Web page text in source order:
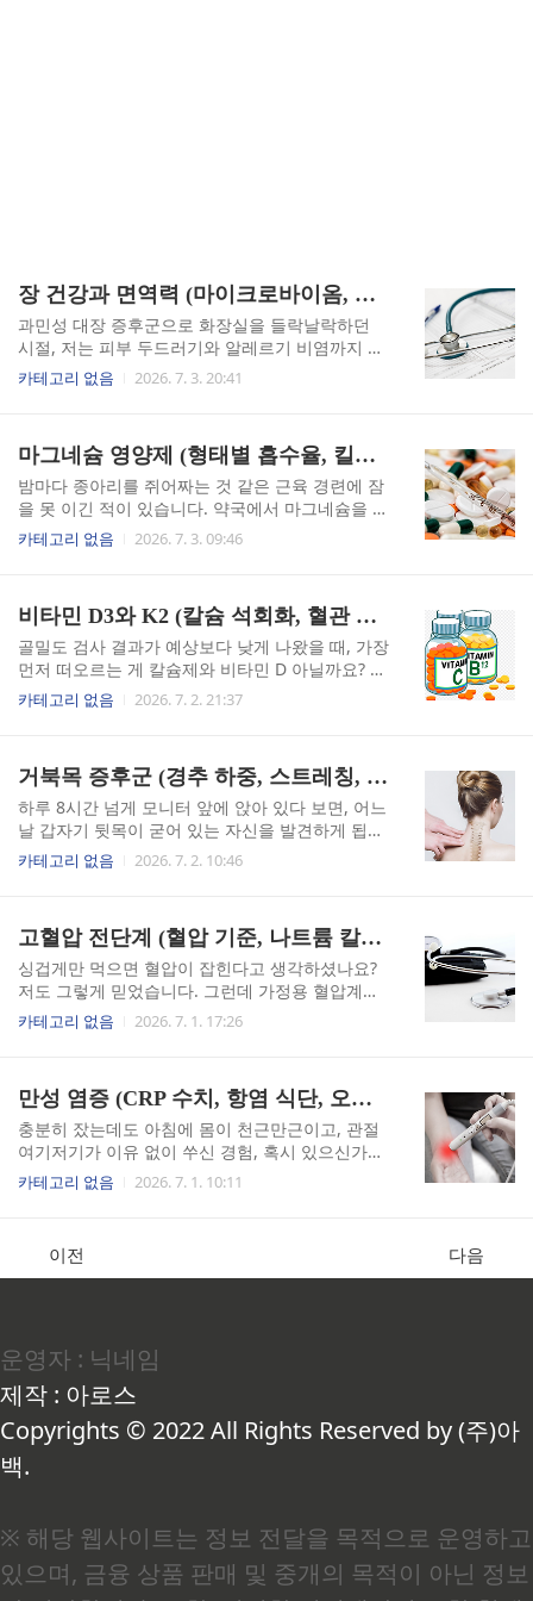
장 건강과 면역력 (마이크로바이옴, 장누수증후군, 프리바이오틱스)
과민성 대장 증후군으로 화장실을 들락날락하던
시절, 저는 피부 두드러기와 알레르기 비염까지 한
꺼번에 얻었습니다. 처음엔 그게 전부 장과 연결되
어 있다는 사실을 전혀 몰랐습니다. 장 건강이 면역
크로바이옴이 면역의 사령부인 이유우리 몸의 면
역 세포, 어디에 가장 많이 몰려 있을까요? 뜻밖에
도 장(腸)입니다. 대장과 소장을 포함한 장관 면역
계, 즉 GALT(Gut-Associated Lymphoid Tissue)
에 전체 면역 세포의 약 70% 이상이 집중되어 있습
장이 곧 우리 몸 최대의 면역 기관이라는 의미입..
카테고리 없음 2026. 7. 3. 20:41
마그네슘 영양제 (형태별 흡수율, 킬레이트, 부작용)
밤마다 종아리를 쥐어짜는 것 같은 근육 경련에 잠
을 못 이긴 적이 있습니다. 약국에서 마그네슘을 사
먹었는데, 오히려 배가 뒤틀리고 하루 두세 번씩 묽
은 변을 보게 됐습니다. 알고 보니 문제는 마그네슘
품들이 전부 같다고 생각하셨다면, 이 글이 실질적
인 도움이 될 것입니다.형태별 흡수율: 4%와 고 흡
수율 사이의 간극마그네슘은 체내 300가지 이상의
효소 반응에 관여하는 필수 미네랄입니다. 신경 안
정, 근육 이완, ATP 에너지 생산까지 이 하나의 미
(출처: 대한영양의학회). 눈밑 떨림, 야간 근육 경
련, 만성 피로가 ..
카테고리 없음 2026. 7. 3. 09:46
비타민 D3와 K2 (칼슘 석회화, 혈관 석회화, 골밀도)
골밀도 검사 결과가 예상보다 낮게 나왔을 때, 가장
먼저 떠오르는 게 칼슘제와 비타민 D 아닐까요? 저
도 그랬습니다. 부천 세종병원에서 종합 건강검진
을 받고 나서, 별 고민 없이 약국에서 고함량 칼슘
내 과다칼슘 가능성을 듣고 나서야 뭔가 잘못됐다
는 걸 알았습니다. 뼈를 튼튼하게 하려다 혈관이 굳
을 수 있다는 사실, 혹시 알고 계셨나요?칼슘 석회
화, 비타민 D3만 먹으면 왜 위험할까?비타민 D3가
뼈에 좋다는 건 맞습니다. 그런데 조금 더 들어가면
라가는 것까지는 좋은데, 문제는 그 칼슘이 뼈로 가
지 않고..
카테고리 없음 2026. 7. 2. 21:37
거북목 증후군 (경추 하중, 스트레칭, 교정 마케팅)
하루 8시간 넘게 모니터 앞에 앉아 있다 보면, 어느
날 갑자기 뒷목이 굳어 있는 자신을 발견하게 됩니
다. 저도 그랬습니다. 처음엔 그냥 피로겠거니 했는
데, 정형외과에서 엑스레이를 찍어보니 경추가 완
체가 무너진 상태였고, 그제야 편두통과 어깨 통증
의 원인을 알게 됐습니다.고개 숙임이 경추에 가하
는 하중, 생각보다 훨씬 심각합니다일반적으로 목
이 뻣뻣한 건 그냥 피로 탓이라고 여기기 쉽습니다.
저도 처음엔 그렇게 생각했습니다. 그런데 실제로
완만한 C자형 곡선, 의학 용어로 전만(前彎, lordos
is) 구조를 유지합니..
카테고리 없음 2026. 7. 2. 10:46
고혈압 전단계 (혈압 기준, 나트륨 칼륨, 식단 관리)
싱겁게만 먹으면 혈압이 잡힌다고 생각하셨나요?
저도 그렇게 믿었습니다. 그런데 가정용 혈압계에
서 수축기 혈압 132mmHg를 확인하고 나서야, 그
믿음이 절반짜리였다는 걸 알았습니다. 고혈압 전
다"는 통념에 제가 갖게 된 의문을 솔직하게 풀어
보겠습니다.혈압 132mmHg, 고혈압 전단계 기준
이란 정확히 무엇인가혈압계 화면에 132라는 숫자
가 떴을 때, 솔직히 이건 예상 밖이었습니다. 평소
건강에 크게 신경 쓰지 않았고, 딱히 아픈 곳도 없
다.대한고혈압학회의 임상 가이드라인에 따르면,
고혈압 전단계(Prehypert..
카테고리 없음 2026. 7. 1. 17:26
만성 염증 (CRP 수치, 항염 식단, 오메가-3)
충분히 잤는데도 아침에 몸이 천근만근이고, 관절
여기저기가 이유 없이 쑤신 경험, 혹시 있으신가
요? 저도 몇 달간 그 상태가 이어졌고, 결국 내과에
서 혈액 검사를 받았다가 CRP 수치가 높다는 말을
월 만에 수치가 정상 최하단까지 내려왔습니다. 그
과정에서 알게 된 것들을 솔직하게 정리했습니다.
다. 그냥 피로 누적이려니 했는데, 의사 선생님 설
명을 듣고 나서는 생각이 달라졌습니다.C-반응성
단백(CRP, C-Reactive Protein)이란 체내에 염증이
나 조직 손상이 생겼을 때 간에서 만들어지는 단백
질입..
카테고리 없음 2026. 7. 1. 10:11
이전 다음
운영자 : 닉네임
제작 : 아로스
Copyrights © 2022 All Rights Reserved by (주)아
백.
※ 해당 웹사이트는 정보 전달을 목적으로 운영하고
있으며, 금융 상품 판매 및 중개의 목적이 아닌 정보